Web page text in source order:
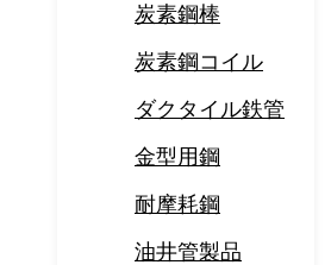
炭素鋼棒
炭素鋼コイル
ダクタイル鉄管
金型用鋼
耐摩耗鋼
油井管製品